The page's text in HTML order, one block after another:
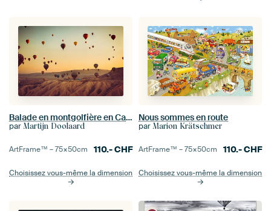
Balade en montgolfière en Cappadoce
par Martijn Doolaard
ArtFrame™ –75×50cm 110.-CHF
Choisissez vous-même la dimension
Nous sommes en route
par Marion Krätschmer
ArtFrame™ –75×50cm 110.-CHF
Choisissez vous-même la dimension